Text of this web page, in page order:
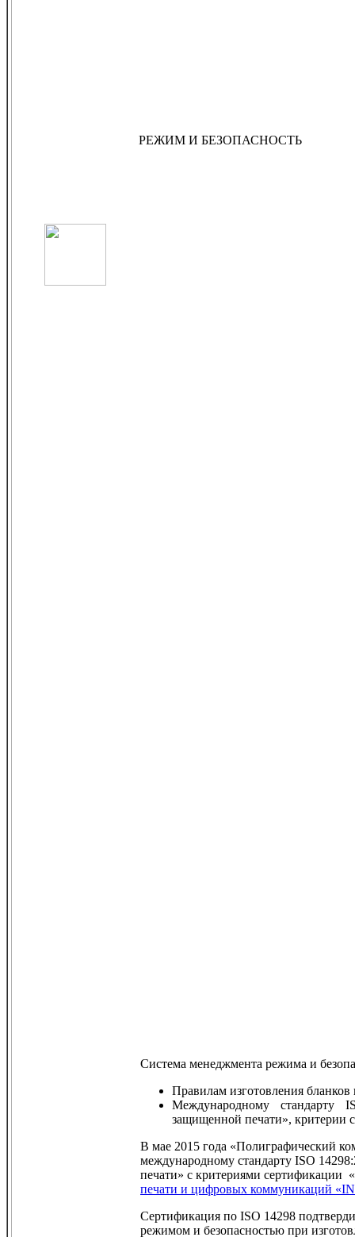
РЕЖИМ И БЕЗОПАСНОСТЬ
Система менеджмента режима и
Правилам изготовления
Международному стандарту
защищенной печати», критерии
В мае 2015 года «Полиграфический
международному стандарту ISO
печати» с критериями сертификации
печати и цифровых коммуникаций
Сертификация по ISO 14298
режимом и безопасностью при